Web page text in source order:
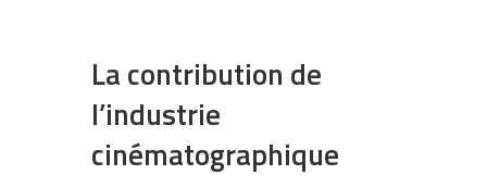
La contribution de
l’industrie
cinématographique